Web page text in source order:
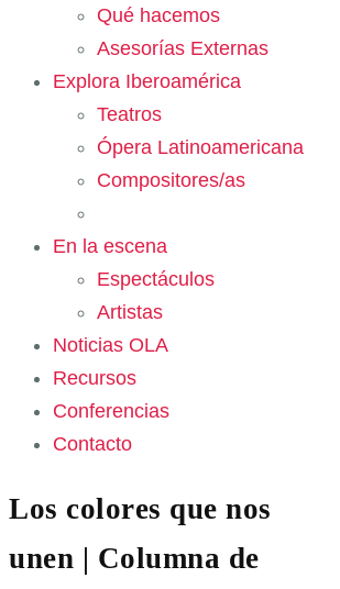
Qué hacemos
Asesorías Externas
Explora Iberoamérica
Teatros
Ópera Latinoamericana
Compositores/as
En la escena
Espectáculos
Artistas
Noticias OLA
Recursos
Conferencias
Contacto
Los colores que nos
unen | Columna de